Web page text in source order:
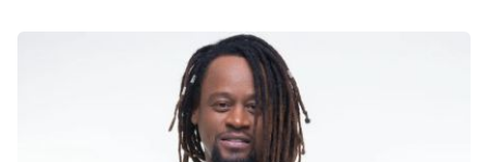
encontraram o animal preso dentro do tanque e iniciaram
uma operação cuidadosa para evitar ferimentos durante o
resgate. Utilizando cintas acopladas a cordas, a equipe
conseguiu retirar o cavalo em segurança. Apesar do susto, o
animal não sofreu lesões e foi entregue ao tutor logo após o
salvamento. As circunstâncias que levaram o cavalo a cair